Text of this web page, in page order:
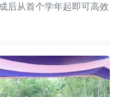
后从首个学年起即可高效